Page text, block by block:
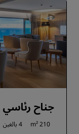
جناح رئاسي
210 m² 4 بالغين